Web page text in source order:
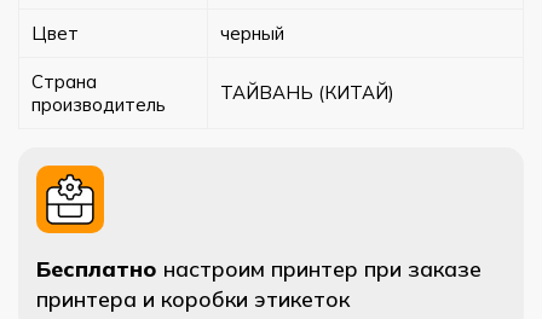
Цвет черный
Страна
производитель
ТАЙВАНЬ (КИТАЙ)
Бесплатно настроим принтер при заказе
принтера и коробки этикеток